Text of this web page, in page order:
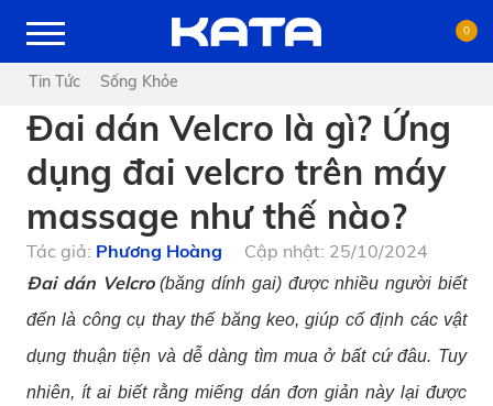
0
Tin Tức Sống Khỏe
Đai dán Velcro là gì? Ứng
dụng đai velcro trên máy
massage như thế nào?
Tác giả: Phương Hoàng
Cập nhật: 25/10/2024
Đai dán Velcro(băng dính gai) được nhiều người biết
đến là công cụ thay thế băng keo, giúp cố định các vật
dụng thuận tiện và dễ dàng tìm mua ở bất cứ đâu. Tuy
nhiên, ít ai biết rằng miếng dán đơn giản này lại được